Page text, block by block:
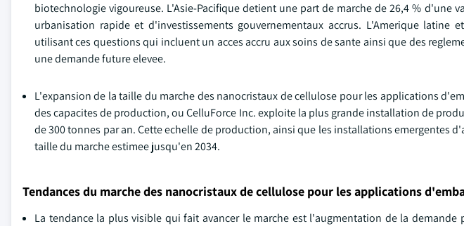
biotechnologie vigoureuse. L'Asie-Pacifique detient une part de marche de 26,4 % d'une
urbanisation rapide et d'investissements gouvernementaux accrus. L'Amerique latine
utilisant ces questions qui incluent un acces accru aux soins de sante ainsi que des
une demande future elevee.
L'expansion de la taille du marche des nanocristaux de cellulose pour les applications
des capacites de production, ou CelluForce Inc. exploite la plus grande installation de
de 300 tonnes par an. Cette echelle de production, ainsi que les installations emergentes
taille du marche estimee jusqu'en 2034.
Tendances du marche des nanocristaux de cellulose pour les applications
La tendance la plus visible qui fait avancer le marche est l'augmentation de la demande